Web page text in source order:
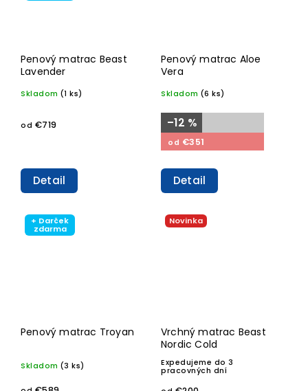
Penový matrac Beast
Lavender
Skladom (1 ks)
od €719
Detail
Penový matrac Aloe
Vera
Skladom (6 ks)
–12 %
od €351
Detail
+ Darček
zdarma
Penový matrac Troyan
Skladom (3 ks)
Novinka
Vrchný matrac Beast
Nordic Cold
Expedujeme do 3
pracovných dní